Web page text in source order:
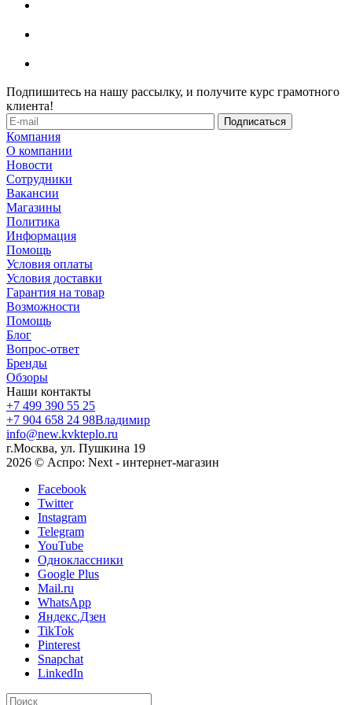
Подпишитесь на нашу рассылку, и получите курс грамотного
клиента!
Компания
О компании
Новости
Сотрудники
Вакансии
Магазины
Политика
Информация
Помощь
Условия оплаты
Условия доставки
Гарантия на товар
Возможности
Помощь
Блог
Вопрос-ответ
Бренды
Обзоры
Наши контакты
+7 499 390 55 25
+7 904 658 24 98Владимир
info@new.kvkteplo.ru
г.Москва, ул. Пушкина 19
2026 © Аспро: Next - интернет-магазин
Facebook
Twitter
Instagram
Telegram
YouTube
Одноклассники
Google Plus
Mail.ru
WhatsApp
Яндекс.Дзен
TikTok
Pinterest
Snapchat
LinkedIn